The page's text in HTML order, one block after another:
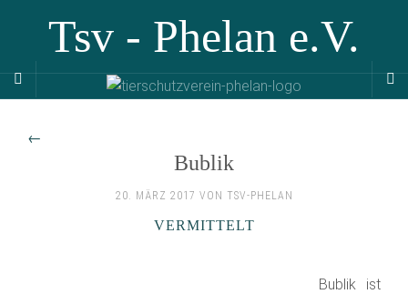
Tsv - Phelan e.V.
←
Bublik
20. MÄRZ 2017 VON TSV-PHELAN
VERMITTELT
Bublik ist